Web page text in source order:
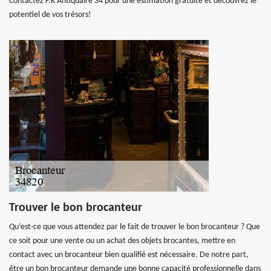
potentiel de vos trésors!
Trouver le bon brocanteur
Qu’est-ce que vous attendez par le fait de trouver le bon brocanteur ? Que
ce soit pour une vente ou un achat des objets brocantes, mettre en
contact avec un brocanteur bien qualifié est nécessaire. De notre part,
être un bon brocanteur demande une bonne capacité professionnelle dans